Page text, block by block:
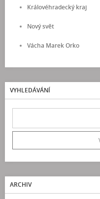
Královéhradecký kraj
Nový svět
Vácha Marek Orko
VYHLEDÁVÁNÍ
ARCHIV